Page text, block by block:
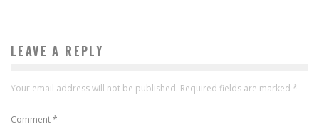
LEAVE A REPLY
Your email address will not be published. Required fields are marked *
Comment*